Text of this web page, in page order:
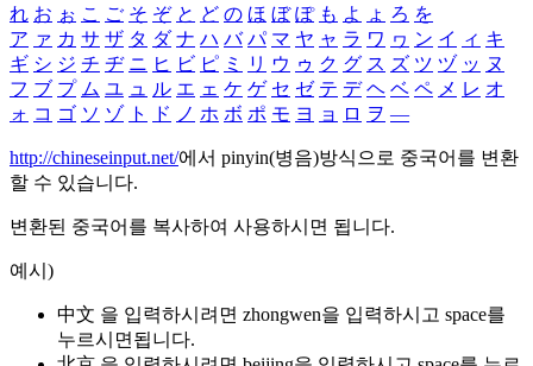
れ お ぉ こ ご そ ぞ と ど の ほ ぼ ぽ も よ ょ ろ を
ア ァ カ サ ザ タ ダ ナ ハ バ パ マ ヤ ャ ラ ワ ヮ ン イ ィ キ
ギ シ ジ チ ヂ ニ ヒ ビ ピ ミ リ ウ ゥ ク グ ス ズ ツ ヅ ッ ヌ
フ ブ プ ム ユ ュ ル エ ェ ケ ゲ セ ゼ テ デ ヘ ベ ペ メ レ オ
ォ コ ゴ ソ ゾ ト ド ノ ホ ボ ポ モ ヨ ョ ロ ヲ ―
http://chineseinput.net/에서 pinyin(병음)방식으로 중국어를 변환
할 수 있습니다.
변환된 중국어를 복사하여 사용하시면 됩니다.
예시)
中文 을 입력하시려면 zhongwen을 입력하시고 space를
누르시면됩니다.